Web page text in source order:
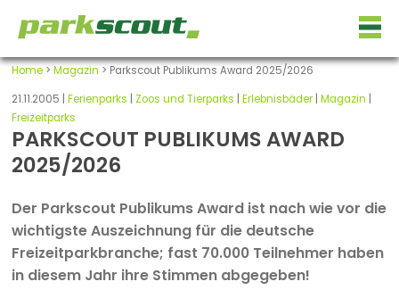
Home> Magazin > Parkscout Publikums Award 2025/2026
21.11.2005 | Ferienparks Zoos und Tierparks Erlebnisbäder| Magazin
Freizeitparks
PARKSCOUT PUBLIKUMS AWARD
2025/2026
Der Parkscout Publikums Award ist nach wie vor die
wichtigste Auszeichnung für die deutsche
Freizeitparkbranche; fast 70.000 Teilnehmer haben
in diesem Jahr ihre Stimmen abgegeben!